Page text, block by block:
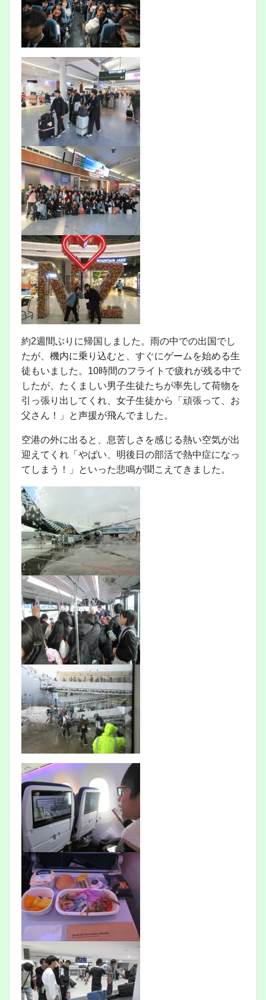
約2週間ぶりに帰国しました。雨の中での出国でし
たが、機内に乗り込むと、すぐにゲームを始める生
徒もいました。10時間のフライトで疲れが残る中で
したが、たくましい男子生徒たちが率先して荷物を
引っ張り出してくれ、女子生徒から「頑張って、お
父さん！」と声援が飛んでました。
空港の外に出ると、息苦しさを感じる熱い空気が出
迎えてくれ「やばい、明後日の部活で熱中症になっ
てしまう！」といった悲鳴が聞こえてきました。